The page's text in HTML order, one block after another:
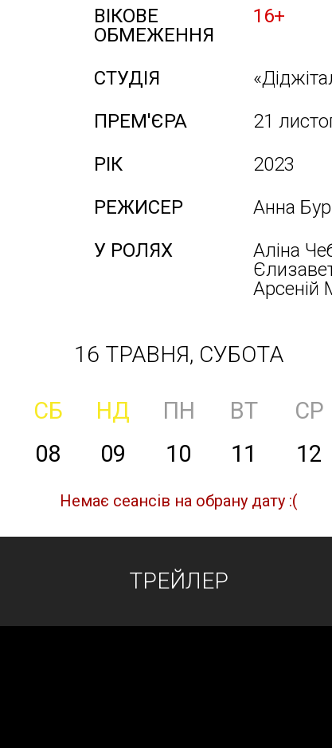
ВІКОВЕ
ОБМЕЖЕННЯ
16+
СТУДІЯ
ПРЕМ'ЄРА
21
РІК
2023
РЕЖИСЕР
Анна
У РОЛЯХ
Аліна
Арсеній
16 ТРАВНЯ, СУБОТА
СБ НД ПН ВТ СР
08 09 10 11 12
Немає сеансів на обрану дату :(
ТРЕЙЛЕР